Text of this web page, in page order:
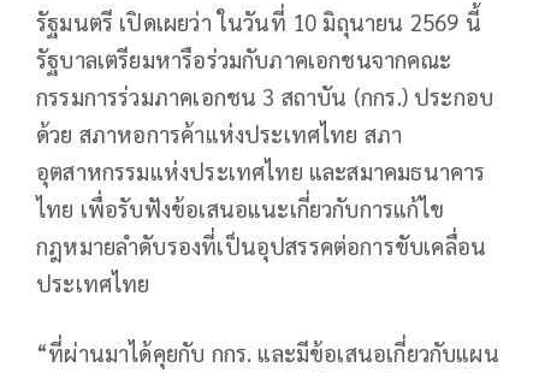
รัฐมนตรี เปิดเผยว่า ในวันที่ 10 มิถุนายน 2569 นี้
รัฐบาลเตรียมหารือร่วมกับภาคเอกชนจากคณะ
กรรมการร่วมภาคเอกชน 3 สถาบัน (กกร.) ประกอบ
ด้วย สภาหอการค้าแห่งประเทศไทย สภา
อุตสาหกรรมแห่งประเทศไทย และสมาคมธนาคาร
ไทย เพื่อรับฟังข้อเสนอแนะเกี่ยวกับการแก้ไข
กฎหมายลำดับรองที่เป็นอุปสรรคต่อการขับเคลื่อน
ประเทศไทย
“ที่ผ่านมาได้คุยกับ กกร. และมีข้อเสนอเกี่ยวกับแผน